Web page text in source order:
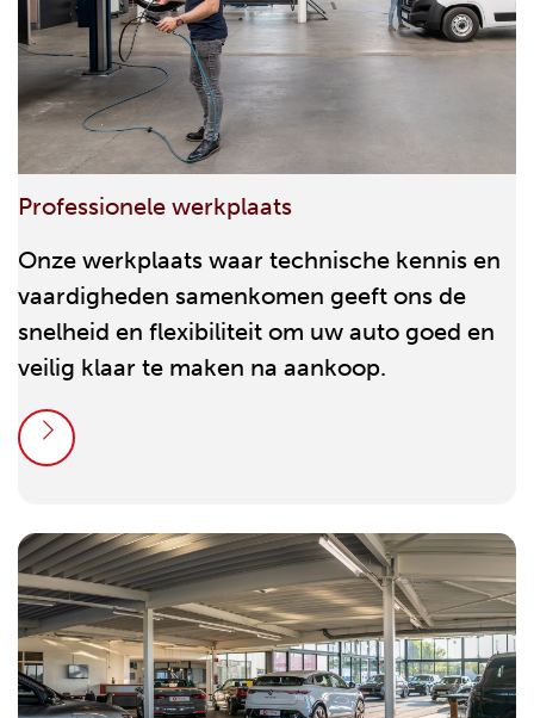
Professionele werkplaats
Onze werkplaats waar technische kennis en
vaardigheden samenkomen geeft ons de
snelheid en flexibiliteit om uw auto goed en
veilig klaar te maken na aankoop.